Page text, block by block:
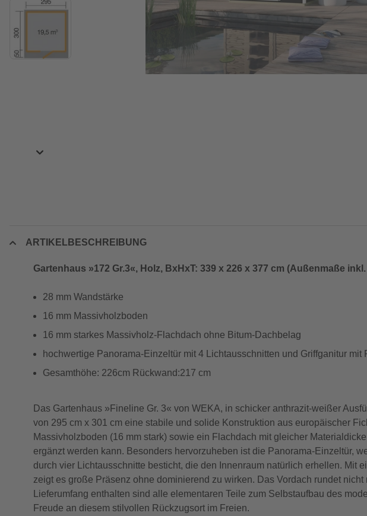
ARTIKELBESCHREIBUNG
Gartenhaus »172 Gr.3«, Holz, BxHxT: 339 x 226 x 377 cm (Außenmaße
28 mm Wandstärke
16 mm Massivholzboden
16 mm starkes Massivholz-Flachdach ohne Bitum-Dachbelag
hochwertige Panorama-Einzeltür mit 4 Lichtausschnitten und Griffganitur mit
Gesamthöhe: 226cm Rückwand:217 cm
Das Gartenhaus »Fineline Gr. 3« von WEKA, in schicker anthrazit-weißer
von 295 cm x 301 cm eine stabile und solide Konstruktion aus europäischer
Massivholzboden (16 mm stark) sowie ein Flachdach mit gleicher
ergänzt werden kann. Besonders hervorzuheben ist die Panorama-Einzeltür,
durch vier Lichtausschnitte besticht, die den Innenraum natürlich erhellen. Mit
zeigt es große Präsenz ohne dominierend zu wirken. Das Vordach rundet
Lieferumfang enthalten sind alle elementaren Teile zum Selbstaufbau des
Freude an diesem stilvollen Rückzugsort im Freien.